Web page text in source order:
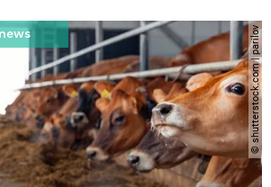
© shutterstock.com | parilov